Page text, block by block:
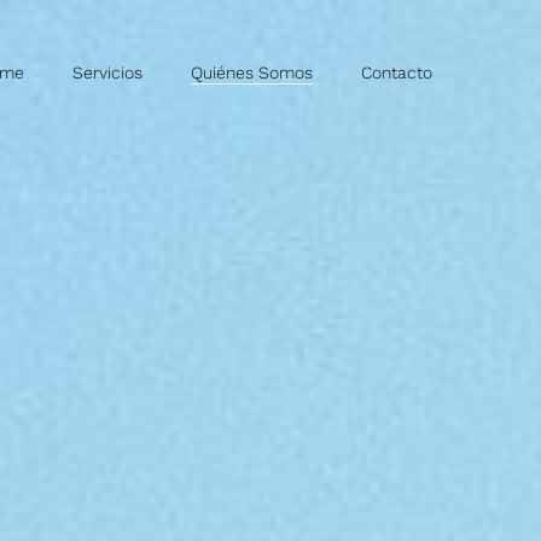
Servicios Quiénes Somos Contacto